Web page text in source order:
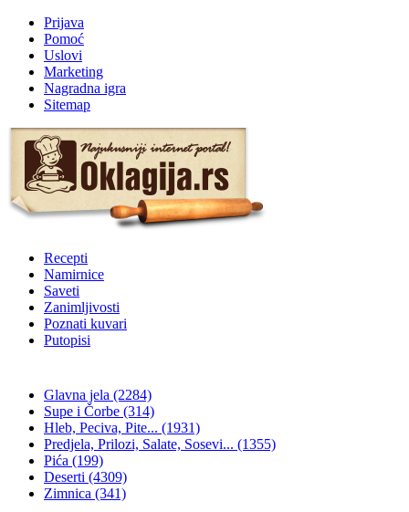
Prijava
Pomoć
Uslovi
Marketing
Nagradna igra
Sitemap
Recepti
Namirnice
Saveti
Zanimljivosti
Poznati kuvari
Putopisi
Glavna jela (2284)
Supe i Čorbe (314)
Hleb, Peciva, Pite... (1931)
Predjela, Prilozi, Salate, Sosevi... (1355)
Pića (199)
Deserti (4309)
Zimnica (341)